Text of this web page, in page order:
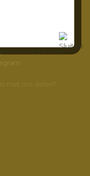
van Grand Café
via verschillende
met ons delen?